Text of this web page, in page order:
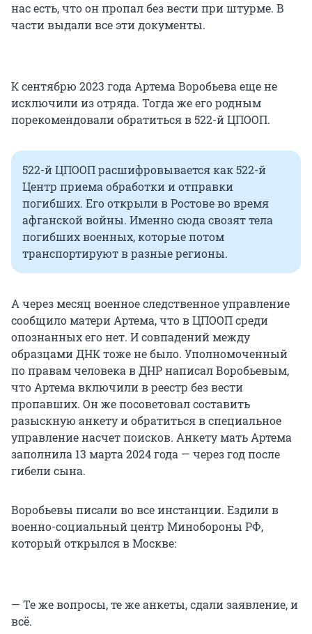
нас есть, что он пропал без вести при штурме. В
части выдали все эти документы.
К сентябрю 2023 года Артема Воробьева еще не
исключили из отряда. Тогда же его родным
порекомендовали обратиться в 522-й ЦПООП.
522-й ЦПООП расшифровывается как 522-й
Центр приема обработки и отправки
погибших. Его открыли в Ростове во время
афганской войны. Именно сюда свозят тела
погибших военных, которые потом
транспортируют в разные регионы.
А через месяц военное следственное управление
сообщило матери Артема, что в ЦПООП среди
опознанных его нет. И совпадений между
образцами ДНК тоже не было. Уполномоченный
по правам человека в ДНР написал Воробьевым,
что Артема включили в реестр без вести
пропавших. Он же посоветовал составить
разыскную анкету и обратиться в специальное
управление насчет поисков. Анкету мать Артема
заполнила 13 марта 2024 года — через год после
гибели сына.
Воробьевы писали во все инстанции. Ездили в
военно-социальный центр Минобороны РФ,
который открылся в Москве:
— Те же вопросы, те же анкеты, сдали заявление, и
всё.